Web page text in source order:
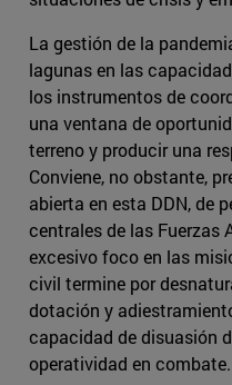
La gestión de la
lagunas en las
los instrumentos de
una ventana de
terreno y producir una
Conviene, no obstante,
abierta en esta DDN, de
centrales de las Fuerzas
excesivo foco en las
civil termine por
dotación y
capacidad de disuasión
operatividad en combate.